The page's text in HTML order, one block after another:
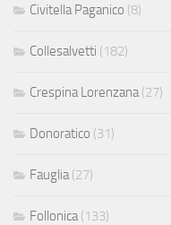
Civitella Paganico (8)
Collesalvetti (182)
Crespina Lorenzana (27)
Donoratico (31)
Fauglia (27)
Follonica (133)